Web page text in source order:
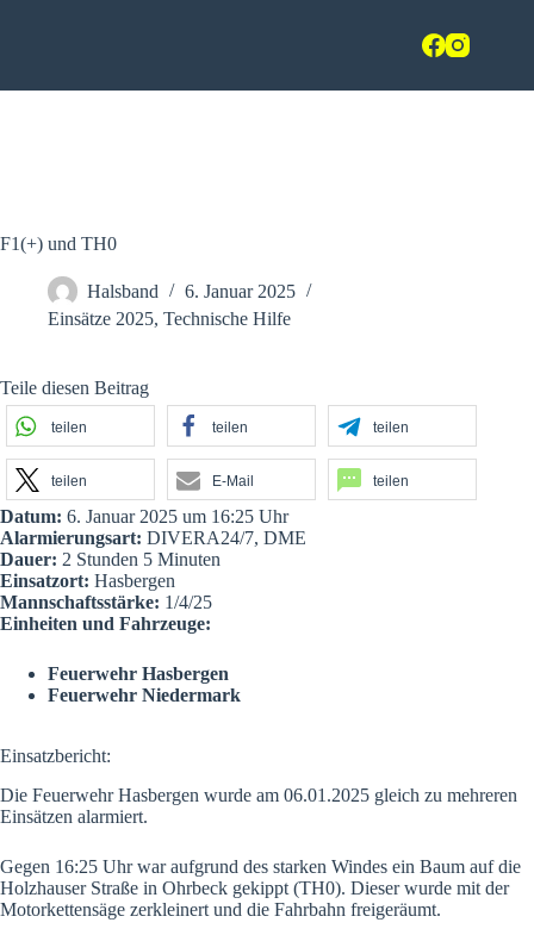
F1(+) und TH0
Halsband
6. Januar 2025
Einsätze 2025, Technische Hilfe
Teile diesen Beitrag
teilen teilen teilen
teilen E-Mail teilen
Datum: 6. Januar 2025 um 16:25 Uhr
Alarmierungsart: DIVERA24/7, DME
Dauer: 2 Stunden 5 Minuten
Einsatzort: Hasbergen
Mannschaftsstärke: 1/4/25
Einheiten und Fahrzeuge:
Feuerwehr Hasbergen
Feuerwehr Niedermark
Einsatzbericht:
Die Feuerwehr Hasbergen wurde am 06.01.2025 gleich zu mehreren
Einsätzen alarmiert.
Gegen 16:25 Uhr war aufgrund des starken Windes ein Baum auf die
Holzhauser Straße in Ohrbeck gekippt (TH0). Dieser wurde mit der
Motorkettensäge zerkleinert und die Fahrbahn freigeräumt.